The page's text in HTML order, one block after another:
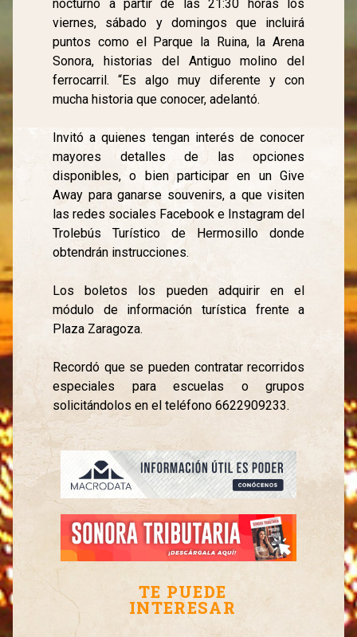
nocturno a partir de las 21:30 horas los
viernes, sábado y domingos que incluirá
puntos como el Parque la Ruina, la Arena
Sonora, historias del Antiguo molino del
ferrocarril. “Es algo muy diferente y con
mucha historia que conocer, adelantó.
Invitó a quienes tengan interés de conocer
mayores detalles de las opciones
disponibles, o bien participar en un Give
Away para ganarse souvenirs, a que visiten
las redes sociales Facebook e Instagram del
Trolebús Turístico de Hermosillo donde
obtendrán instrucciones.
Los boletos los pueden adquirir en el
módulo de información turística frente a
Plaza Zaragoza.
Recordó que se pueden contratar recorridos
especiales para escuelas o grupos
solicitándolos en el teléfono 6622909233.
TE PUEDE
INTERESAR